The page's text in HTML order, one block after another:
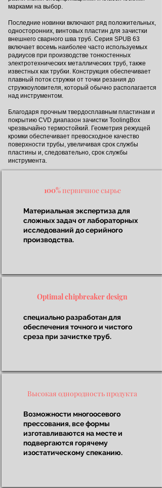
марками на выбор.
Последние новинки включают ряд положительных,
односторонних, винтовых пластин для зачистки
внешнего сварного шва труб. Серия SPUB 63
включает восемь наиболее часто используемых
радиусов при производстве тонкостенных
электротехнических металлических труб, также
известных как трубки. Конструкция обеспечивает
плавный поток стружки от точки резания до
стружкоуловителя, который обычно располагается
над инструментом.
Благодаря прочным твердосплавным пластинам и
покрытию CVD диапазон зачистки ToolingBox
чрезвычайно термостойкий. Геометрия режущей
кромки обеспечивает превосходное качество
поверхности трубы, увеличивая срок службы
пластины и, следовательно, срок службы
инструмента.
100% первичное сырье
Материальная экспертиза для
сложных задач от лабораторных
исследований до серийного
производства.
Optimal chipbreaker design
специально разработан для
обеспечения точного и чистого
среза при зачистке труб.
Высокая однородность продукта
Возможности многоосевого
прессования, все формы
изготавливаются на месте и
подвергаются горячему
изостатическому спеканию.